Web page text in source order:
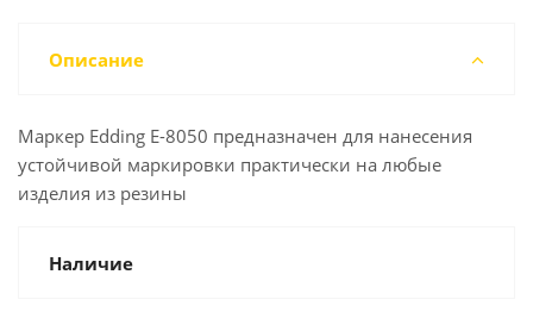
Описание
Маркер Edding E-8050 предназначен для нанесения
устойчивой маркировки практически на любые
изделия из резины
Наличие